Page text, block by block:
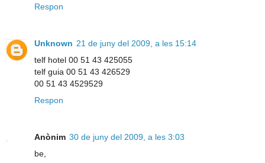
Respon
Unknown 21 de juny del 2009, a les 15:14
telf hotel 00 51 43 425055
telf guia 00 51 43 426529
00 51 43 4529529
Respon
Anònim 30 de juny del 2009, a les 3:03
be,